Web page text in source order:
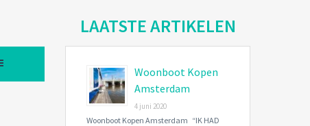
Connect with:
Forgot
password? SIGN IN
Remember me
LAATSTE ARTIKELEN
Woonboot Kopen
Amsterdam
4 juni 2020
Woonboot Kopen Amsterdam “IK HAD